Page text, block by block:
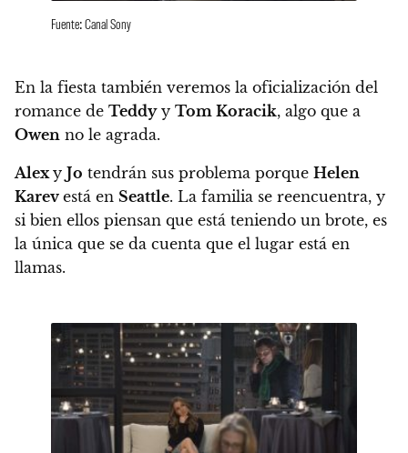
Fuente: Canal Sony
En la fiesta también veremos la oficialización del
romance de Teddyy Tom Koracik, algo que a
Owen no le agrada.
Alexy Jo tendrán sus problema porque Helen
Karev está en Seattle. La familia se reencuentra, y
si bien ellos piensan que está teniendo un brote, es
la única que se da cuenta que el lugar está en
llamas.